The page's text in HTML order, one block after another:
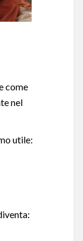
come
nel
utile: